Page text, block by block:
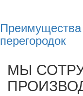
перегородок
МЫ